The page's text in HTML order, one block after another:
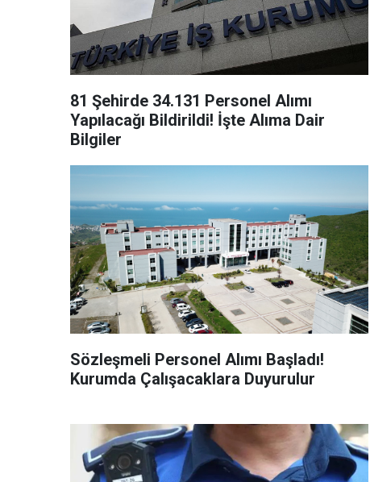
81 Şehirde 34.131 Personel Alımı
Yapılacağı Bildirildi! İşte Alıma Dair
Bilgiler
Sözleşmeli Personel Alımı Başladı!
Kurumda Çalışacaklara Duyurulur